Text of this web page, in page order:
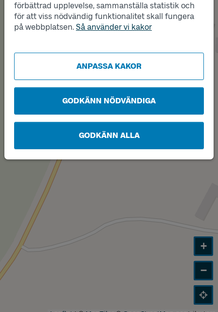
förbättrad upplevelse, sammanställa statistik och
för att viss nödvändig funktionalitet skall fungera
på webbplatsen. Så använder vi kakor
ANPASSA KAKOR
GODKÄNN NÖDVÄNDIGA
GODKÄNN ALLA
Läge
A
Läge
B
+
−